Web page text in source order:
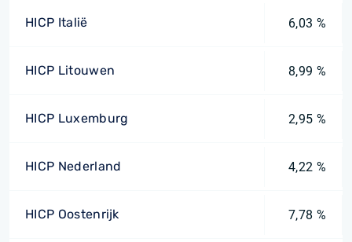
HICP Italië 6,03 %
HICP Litouwen 8,99 %
HICP Luxemburg 2,95 %
HICP Nederland 4,22 %
HICP Oostenrijk 7,78 %